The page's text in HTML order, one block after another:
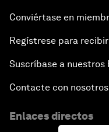
Conviértase en
Regístrese para
Suscríbase a nuestros
Contacte con nosotros
Enlaces directos